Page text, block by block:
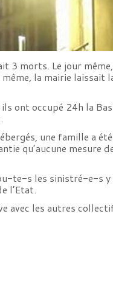
3 morts. Le jour
la mairie laissait
ont occupé 24h la
une famille a
qu’aucune mesure
te-s les sinistré-e-s y
l’Etat.
avec les autres